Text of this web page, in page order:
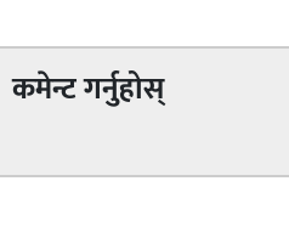
कमेन्ट गर्नुहोस्